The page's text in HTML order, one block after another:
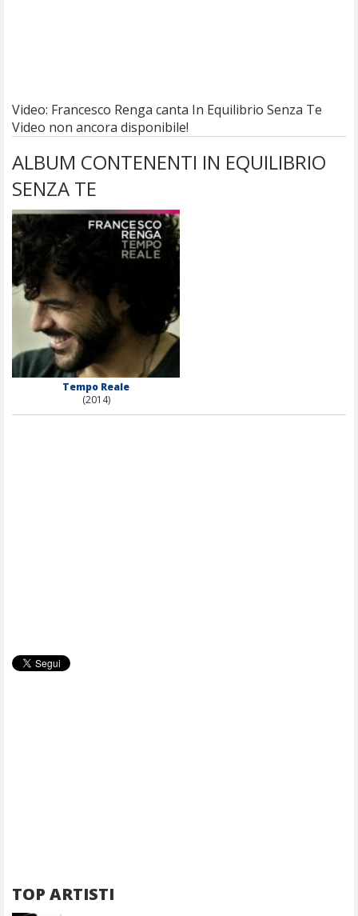
Video: Francesco Renga canta In Equilibrio Senza Te
Video non ancora disponibile!
ALBUM CONTENENTI IN EQUILIBRIO
SENZA TE
Tempo Reale
(2014)
TOP ARTISTI